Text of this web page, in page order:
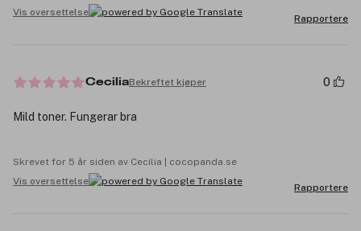
Vis oversettelse
Rapportere
CeciliaBekreftet kjøper 0
Mild toner. Fungerar bra
Skrevet for 5 år siden av Cecilia | cocopanda.se
Vis oversettelse
Rapportere